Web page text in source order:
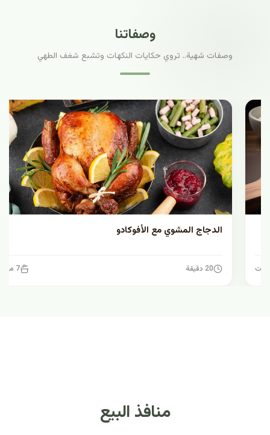
وصفاتنا
وصفات شهية.. تروي حكايات النكهات وتشبع شغف الطهي
الدجاج المشوي مع الأفوكادو
منافذ البيع